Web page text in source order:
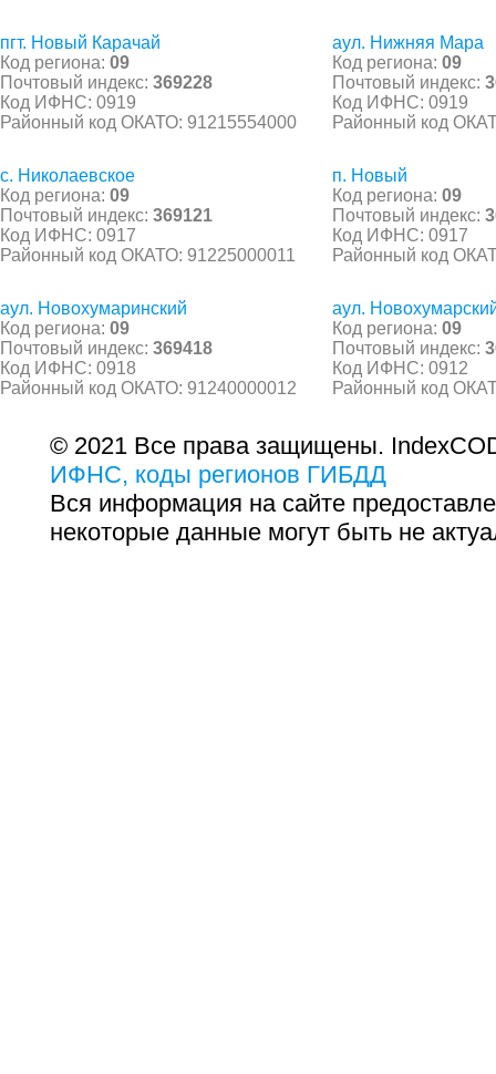
пгт. Новый Карачай
Код региона: 09
Почтовый индекс: 369228
Код ИФНС: 0919
Районный код ОКАТО: 91215554000
аул. Нижняя Мара
Код региона: 09
Почтовый индекс:
Код ИФНС: 0919
Районный код
с. Николаевское
Код региона: 09
Почтовый индекс: 369121
Код ИФНС: 0917
Районный код ОКАТО: 91225000011
п. Новый
Код региона: 09
Почтовый индекс:
Код ИФНС: 0917
Районный код
аул. Новохумаринский
Код региона: 09
Почтовый индекс: 369418
Код ИФНС: 0918
Районный код ОКАТО: 91240000012
аул.
Код региона: 09
Почтовый индекс:
Код ИФНС: 0912
Районный код
© 2021 Все права защищены.
ИФНС, коды регионов ГИБДД
Вся информация на сайте
некоторые данные могут быть не